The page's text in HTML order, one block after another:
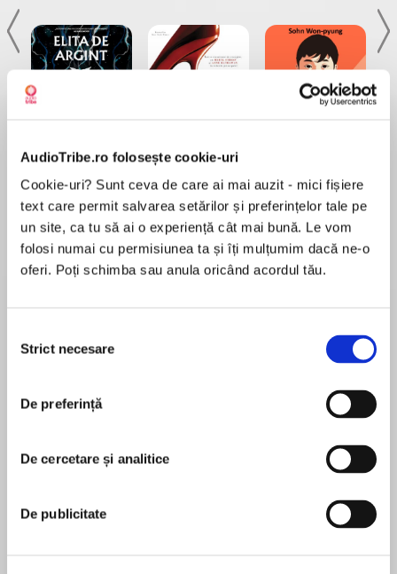
AudioTribe.ro folosește cookie-uri
Cookie-uri? Sunt ceva de care ai mai auzit - mici fișiere
text care permit salvarea setărilor și preferințelor tale pe
un site, ca tu să ai o experiență cât mai bună. Le vom
folosi numai cu permisiunea ta și îți mulțumim dacă ne-o
oferi. Poți schimba sau anula oricând acordul tău.
consimțământului
Strict necesare
De preferință
De cercetare și analitice
De publicitate
de...
Dani Francis
la...
Lauren Weisberger
Desprecarte
marriage and the threat of World War Two is
looming. She sees no way out… that is until a
papers in a desperate bid to confuse the
În acest moment nu există recenzii
Terry Lynn Thomas